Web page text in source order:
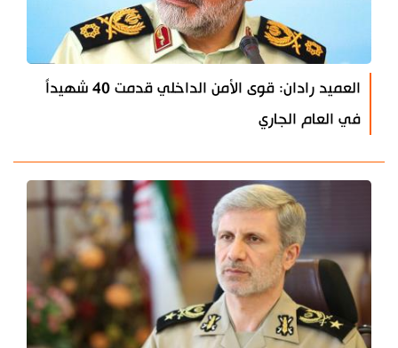
العميد رادان: قوى الأمن الداخلي قدمت 40 شهيداً
في العام الجاري